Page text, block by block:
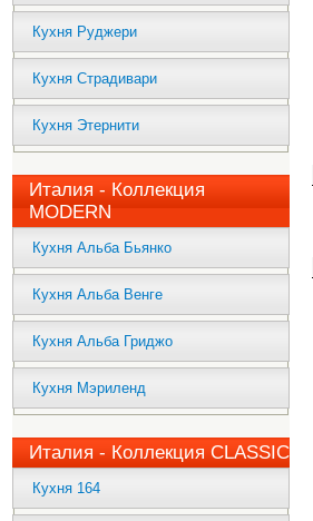
Кухня Руджери
Кухня Страдивари
Кухня Этернити
Италия - Коллекция
MODERN
Кухня Альба Бьянко
Кухня Альба Венге
Кухня Альба Гриджо
Кухня Мэриленд
Италия - Коллекция CLASSIC
Кухня 164